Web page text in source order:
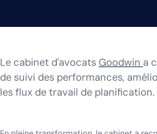
Le cabinet d'avocats Goodwin a
de suivi des performances,
les flux de travail de planification.